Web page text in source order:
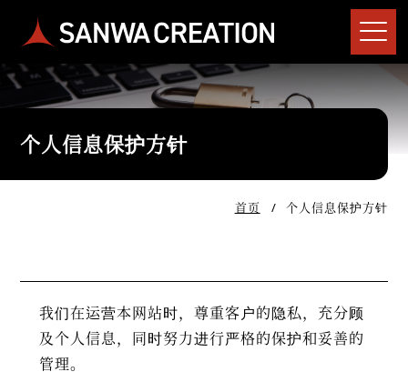
个人信息保护方针
首页 个人信息保护方针
我们在运营本网站时，尊重客户的隐私，充分顾
及个人信息，同时努力进行严格的保护和妥善的
管理。